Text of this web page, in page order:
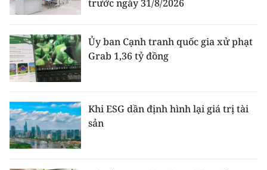
trước ngày 31/8/2026
Ủy ban Cạnh tranh quốc gia xử phạt
Grab 1,36 tỷ đồng
Khi ESG dần định hình lại giá trị tài
sản